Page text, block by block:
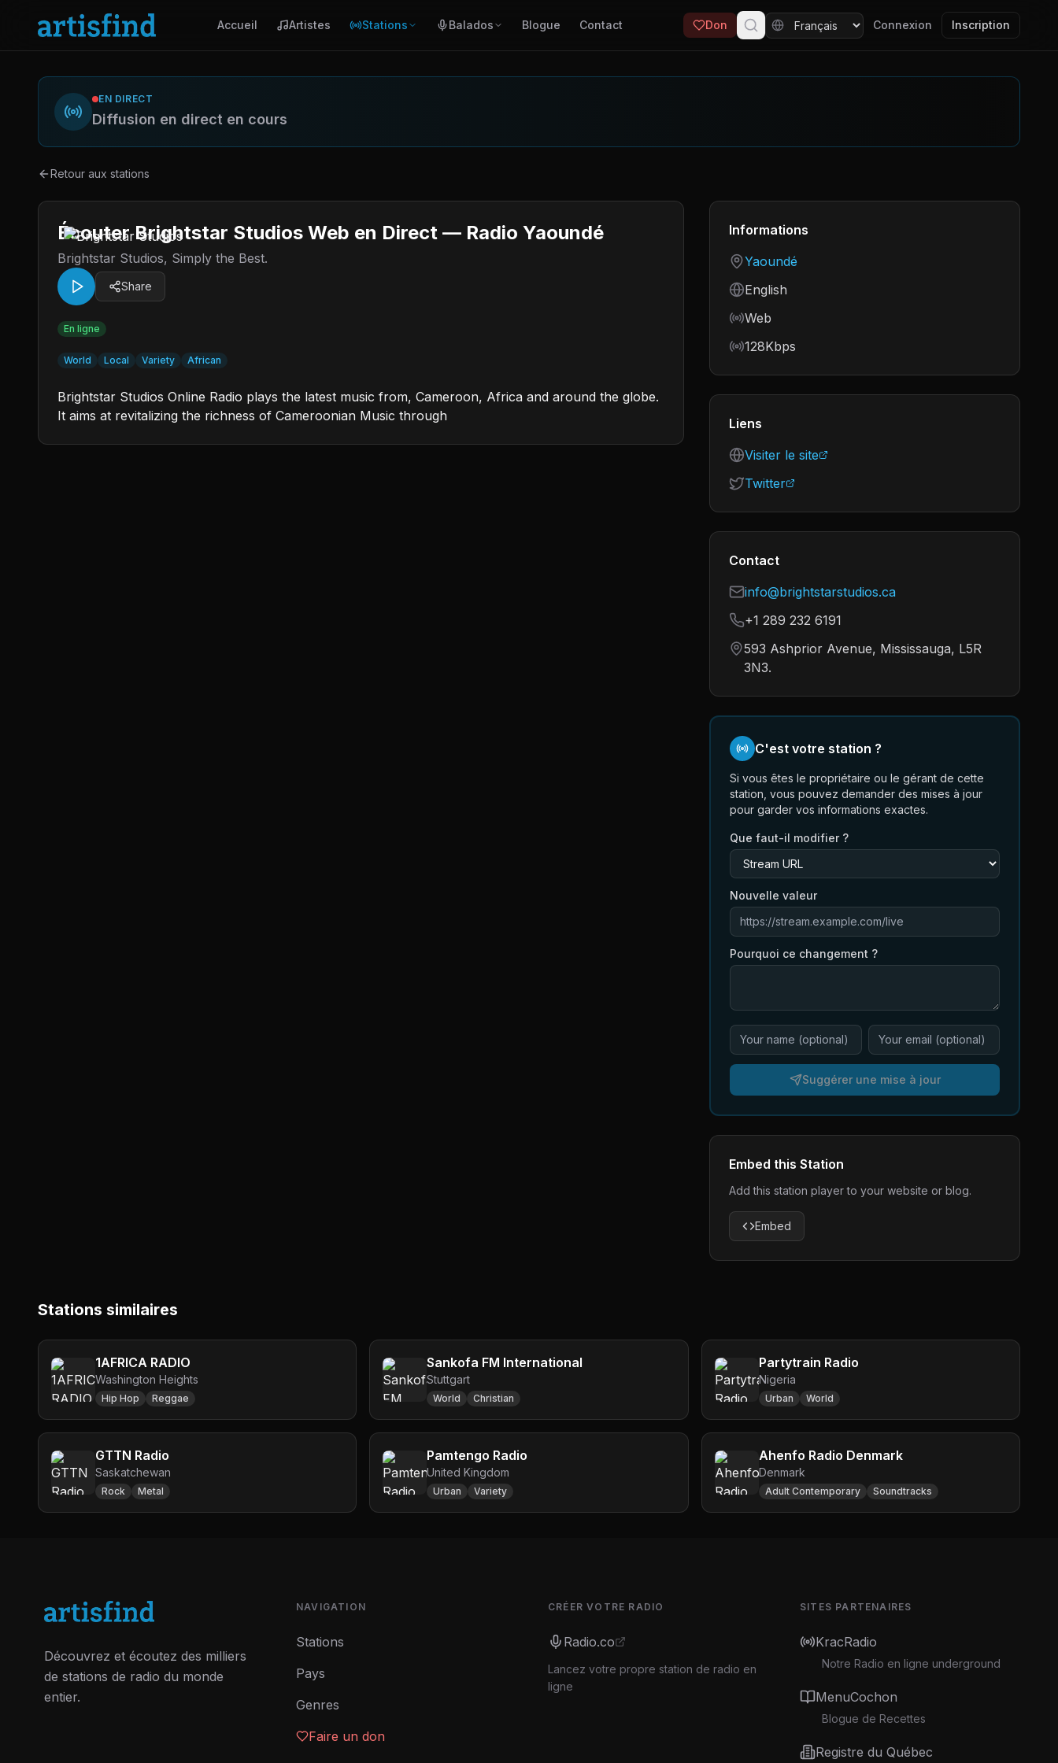
Accueil Artistes Stations Balados Blogue Contact Don Connexion Inscription
EN DIRECT
Diffusion en direct en cours
Retour aux stations
Écouter Brightstar Studios Web en Direct — Radio Yaoundé
Brightstar Studios, Simply the Best.
Share
En ligne
World Local Variety African
Brightstar Studios Online Radio plays the latest music from, Cameroon, Africa and around the globe.
It aims at revitalizing the richness of Cameroonian Music through
Informations
Country
Yaoundé
Language
English
Frequency
Web
Bitrate
128Kbps
Liens
Visiter le site
Twitter
Contact
info@brightstarstudios.ca
+1 289 232 6191
593 Ashprior Avenue, Mississauga, L5R
3N3.
C'est votre station ?
Si vous êtes le propriétaire ou le gérant de cette
station, vous pouvez demander des mises à jour
pour garder vos informations exactes.
Que faut-il modifier ?
Nouvelle valeur
Pourquoi ce changement ?
Suggérer une mise à jour
Embed this Station
Add this station player to your website or blog.
Embed
Stations similaires
1AFRICA RADIO
Washington Heights
Hip Hop Reggae
Sankofa FM International
Stuttgart
World Christian
Partytrain Radio
Nigeria
Urban World
GTTN Radio
Saskatchewan
Rock Metal
Pamtengo Radio
United Kingdom
Urban Variety
Ahenfo Radio Denmark
Denmark
Adult Contemporary Soundtracks
Découvrez et écoutez des milliers
de stations de radio du monde
entier.
NAVIGATION
Stations
Pays
Genres
Faire un don
CRÉER VOTRE RADIO
Radio.co
Lancez votre propre station de radio en
ligne
SITES PARTENAIRES
KracRadio
Notre Radio en ligne underground
MenuCochon
Blogue de Recettes
Registre du Québec